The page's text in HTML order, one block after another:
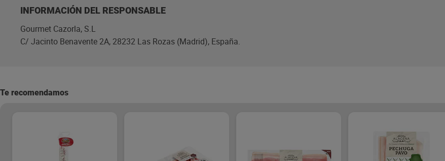
INFORMACIÓN DEL RESPONSABLE
Gourmet Cazorla, S.L
C/ Jacinto Benavente 2A, 28232 Las Rozas (Madrid), España.
Te recomendamos